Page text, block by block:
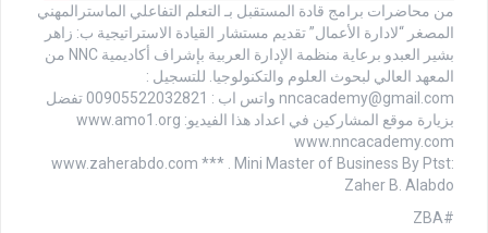
من محاضرات برامج قادة المستقبل بـ التعلم التفاعلي الماسترالمهني
المصغر “لادارة الأعمال” تقديم مستشار القيادة الاستراتيجية ب: زاهر
بشير العبدو برعاية منظمة الإدارة العربية بإشراف أكاديمية NNC من
المعهد العالي لبحوث العلوم والتكنولوجيا. للتسجيل :
nncacademy@gmail.com
واتس اب : 00905522032821 تفضل
بزيارة موقع المشاركين في اعداد هذا الفيديو: www.amo1.org
www.nncacademy.com
www.zaherabdo.com *** . Mini Master of Business By Ptst:
Zaher B. Alabdo
#ZBA